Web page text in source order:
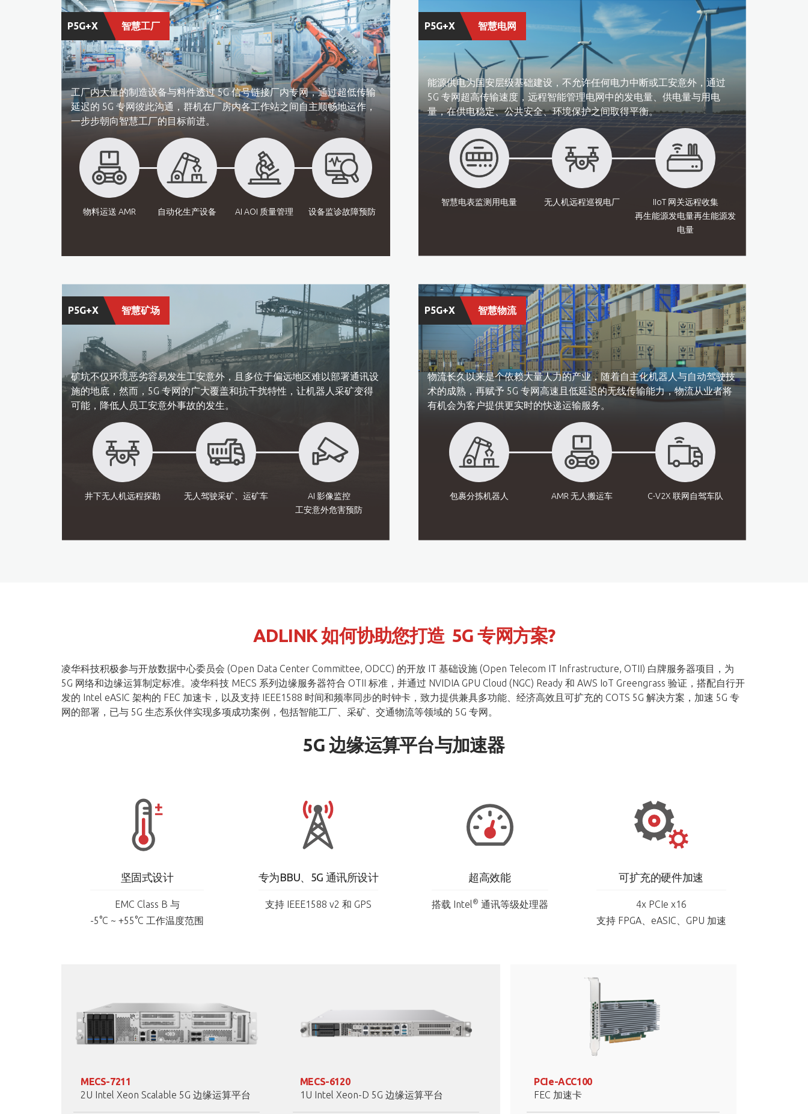
P5G+X 智慧工厂​
工厂内大量的制造设备与料件透过 5G 信号链接厂内专网，通过超低传输
延迟的 5G 专网彼此沟通，群机在厂房内各工作站之间自主顺畅地运作，
一步步朝向智慧工厂的目标前进。​
物料运送 AMR 自动化生产设备 AI AOI 质量管理​ 设备监诊故障预防
P5G+X 智慧电网​
能源供电为国安层级基础建设，不允许任何电力中断或工安意外，通过
5G 专网超高传输速度，远程智能管理电网中的发电量、供电量与用电
量，在供电稳定、公共安全、环境保护之间取得平衡。​
智慧电表监测用电量​ 无人机远程巡视电厂​
IIoT 网关远程收集
再生能源发电量再生能源发
电量​
P5G+X 智慧矿场​
矿坑不仅环境恶劣容易发生工安意外，且多位于偏远地区难以部署通讯设
施的地底，然而，5G 专网的广大覆盖和抗干扰特性，让机器人采矿变得
可能，降低人员工安意外事故的发生。​
井下无人机远程探勘​ 无人驾驶采矿、 运矿车​
AI 影像监控
工安意外危害预防​
P5G+X 智慧物流​
物流长久以来是个依赖大量人力的产业，随着自主化机器人与自动驾驶技
术的成熟，再赋予 5G 专网高速且低延迟的无线传输能力，物流从业者将
有机会为客户提供更实时的快递运输服务。​
包裹分拣机器人​ AMR 无人搬运车 C-V2X联网自驾车队
ADLINK 如何协助您打造 5G 专网方案?
凌华科技积极参与开放数据中心委员会 (Open Data Center Committee, ODCC) 的开放 IT 基础设施 (Open Telecom IT Infrastructure, OTII) 白牌服务器项目，为
5G 网络和边缘运算制定标准。凌华科技 MECS 系列边缘服务器符合 OTII 标准，并通过 NVIDIA GPU Cloud (NGC) Ready 和 AWS IoT Greengrass 验证，搭配自行开
发的 Intel eASIC 架构的 FEC 加速卡，以及支持 IEEE1588 时间和频率同步的时钟卡，致力提供兼具多功能、经济高效且可扩充的 COTS 5G 解决方案，加速 5G 专
网的部署，已与 5G 生态系伙伴实现多项成功案例，包括智能工厂、采矿、交通物流等领域的 5G 专网。
5G 边缘运算平台与加速器
坚固式设计​
EMC Class B 与
-5°C ~ +55°C 工作温度范围​
专为BBU、5G 通讯所设计​
支持 IEEE1588 v2 和 GPS
超高效能​
搭载 Intel® 通讯等级处理器​
可扩充的硬件加速
4x PCIe x16
支持 FPGA、eASIC、GPU 加速​
MECS-7211
2U Intel Xeon Scalable 5G 边缘运算平台​
MECS-6120
1U Intel Xeon-D 5G 边缘运算平台​
PCIe-ACC100
FEC 加速卡​